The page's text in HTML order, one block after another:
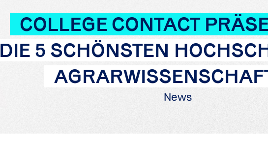
COLLEGE CONTACT
DIE 5 SCHÖNSTEN
News